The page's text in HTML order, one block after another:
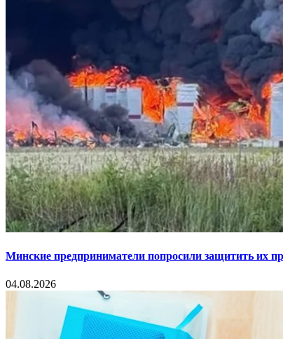
Минские предприниматели попросили защитить их
04.08.2026